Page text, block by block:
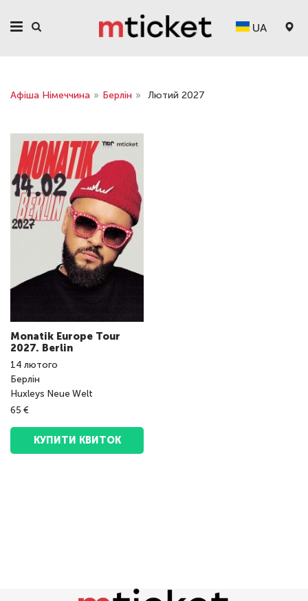
UA
Афіша Німеччина » Берлін » Лютий 2027
Monatik Europe Tour
2027. Berlin
14 лютого
Берлін
Huxleys Neue Welt
65 €
КУПИТИ КВИТОК